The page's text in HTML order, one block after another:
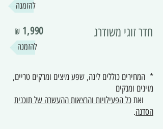
להזמנה
1,990
₪ חדר זוגי משודרג
להזמנה
* המחירים כוללים לינה, שפע מיצים ומרקים טריים,
מזינים ומנקים
ואתכל הפעילויות והרצאות ההעשרה של תוכנית
הסדנה.